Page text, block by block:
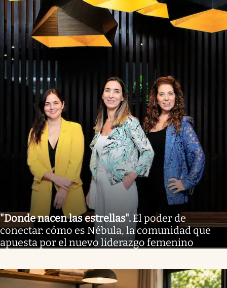
"Donde nacen las estrellas". El poder de
conectar: cómo es Nébula, la comunidad que
apuesta por el nuevo liderazgo femenino